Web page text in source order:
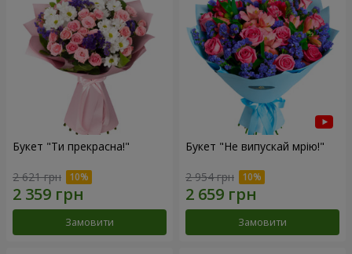
Букет "Ти прекрасна!"
2 621 грн
Замовити
Букет "Не випускай мрію!"
2 954 грн
Замовити